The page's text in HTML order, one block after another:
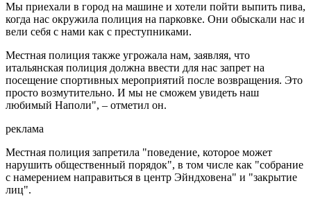
Мы приехали в город на машине и хотели пойти выпить пива,
когда нас окружила полиция на парковке. Они обыскали нас и
вели себя с нами как с преступниками.
Местная полиция также угрожала нам, заявляя, что
итальянская полиция должна ввести для нас запрет на
посещение спортивных мероприятий после возвращения. Это
просто возмутительно. И мы не сможем увидеть наш
любимый Наполи", – отметил он.
реклама
Местная полиция запретила "поведение, которое может
нарушить общественный порядок", в том числе как "собрание
с намерением направиться в центр Эйндховена" и "закрытие
лиц".